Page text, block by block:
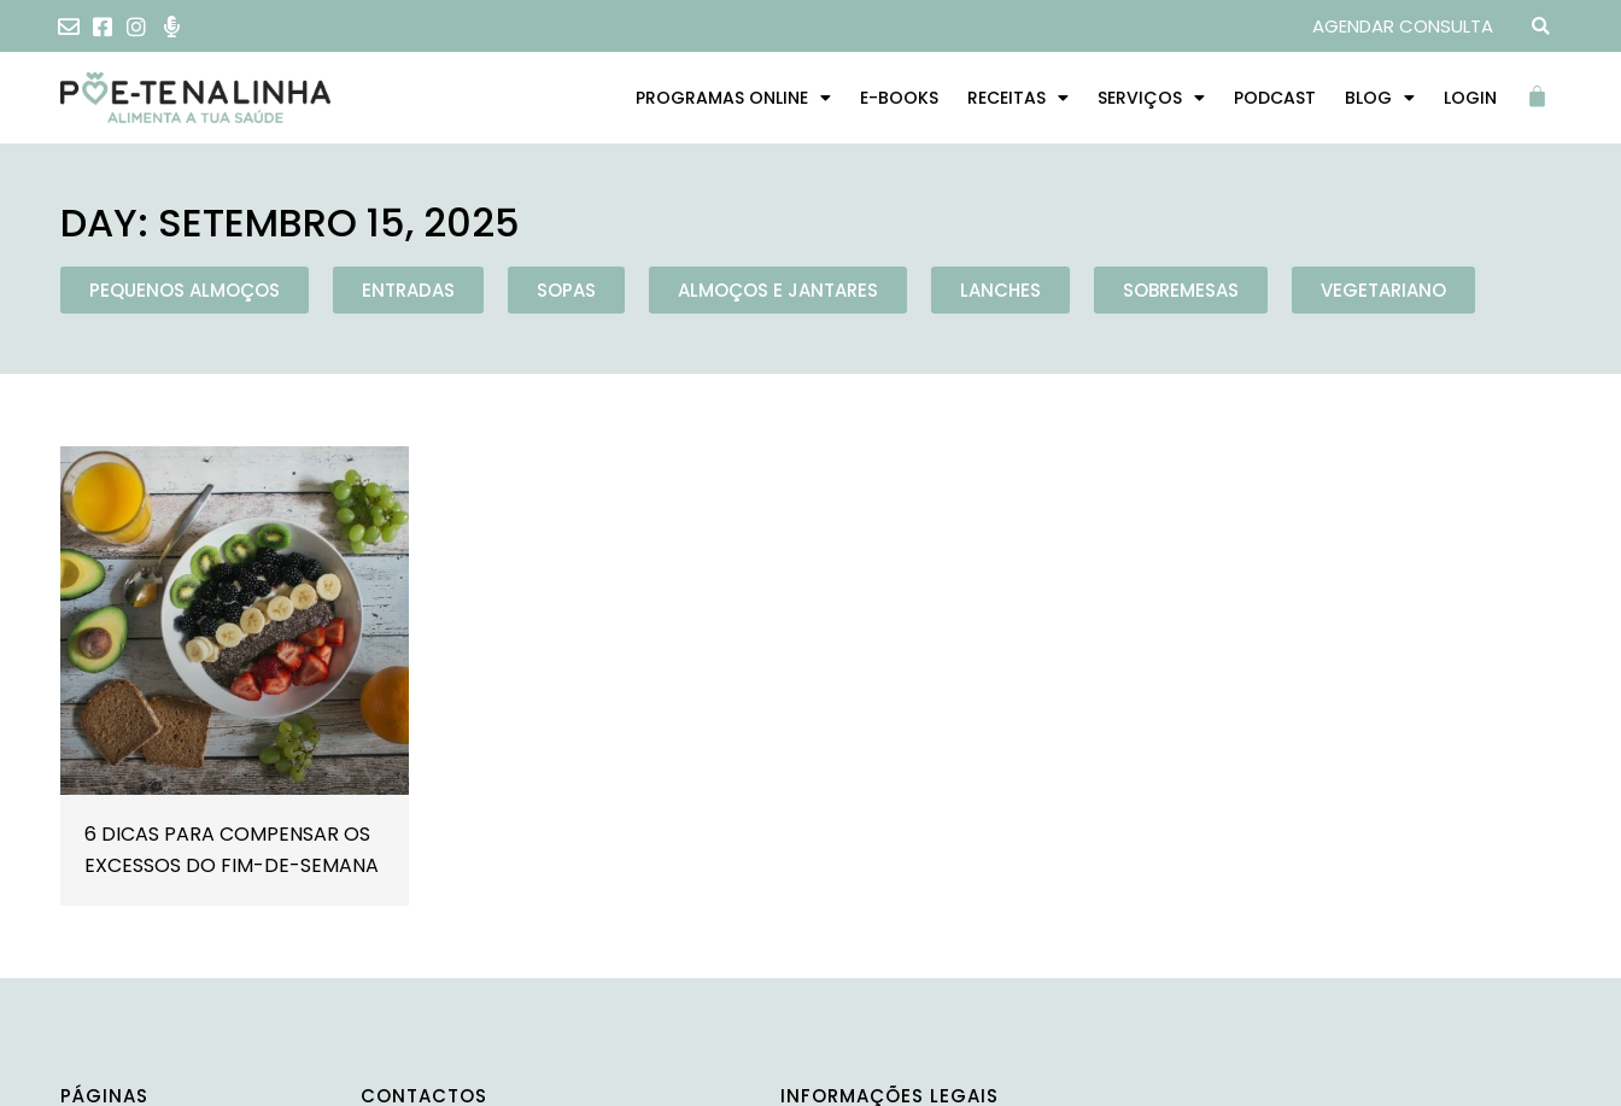
AGENDAR CONSULTA
PROGRAMAS ONLINE E-BOOKS RECEITAS SERVIÇOS PODCAST BLOG LOGIN
DAY: SETEMBRO 15, 2025
PEQUENOS ALMOÇOS ENTRADAS SOPAS ALMOÇOS E JANTARES LANCHES SOBREMESAS VEGETARIANO
6 DICAS PARA COMPENSAR OS
EXCESSOS DO FIM-DE-SEMANA
PÁGINAS CONTACTOS INFORMAÇÕES LEGAIS